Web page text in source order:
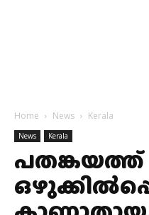
Home News Kerala
News Kerala
പതങ്കയത്ത്